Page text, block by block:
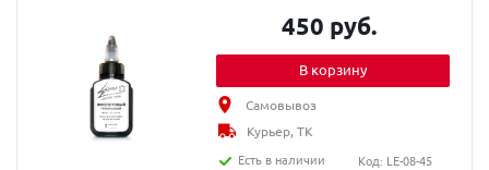
450 руб.
В корзину
Самовывоз
Курьер, ТК
Есть в наличии
Код: LE-08-45